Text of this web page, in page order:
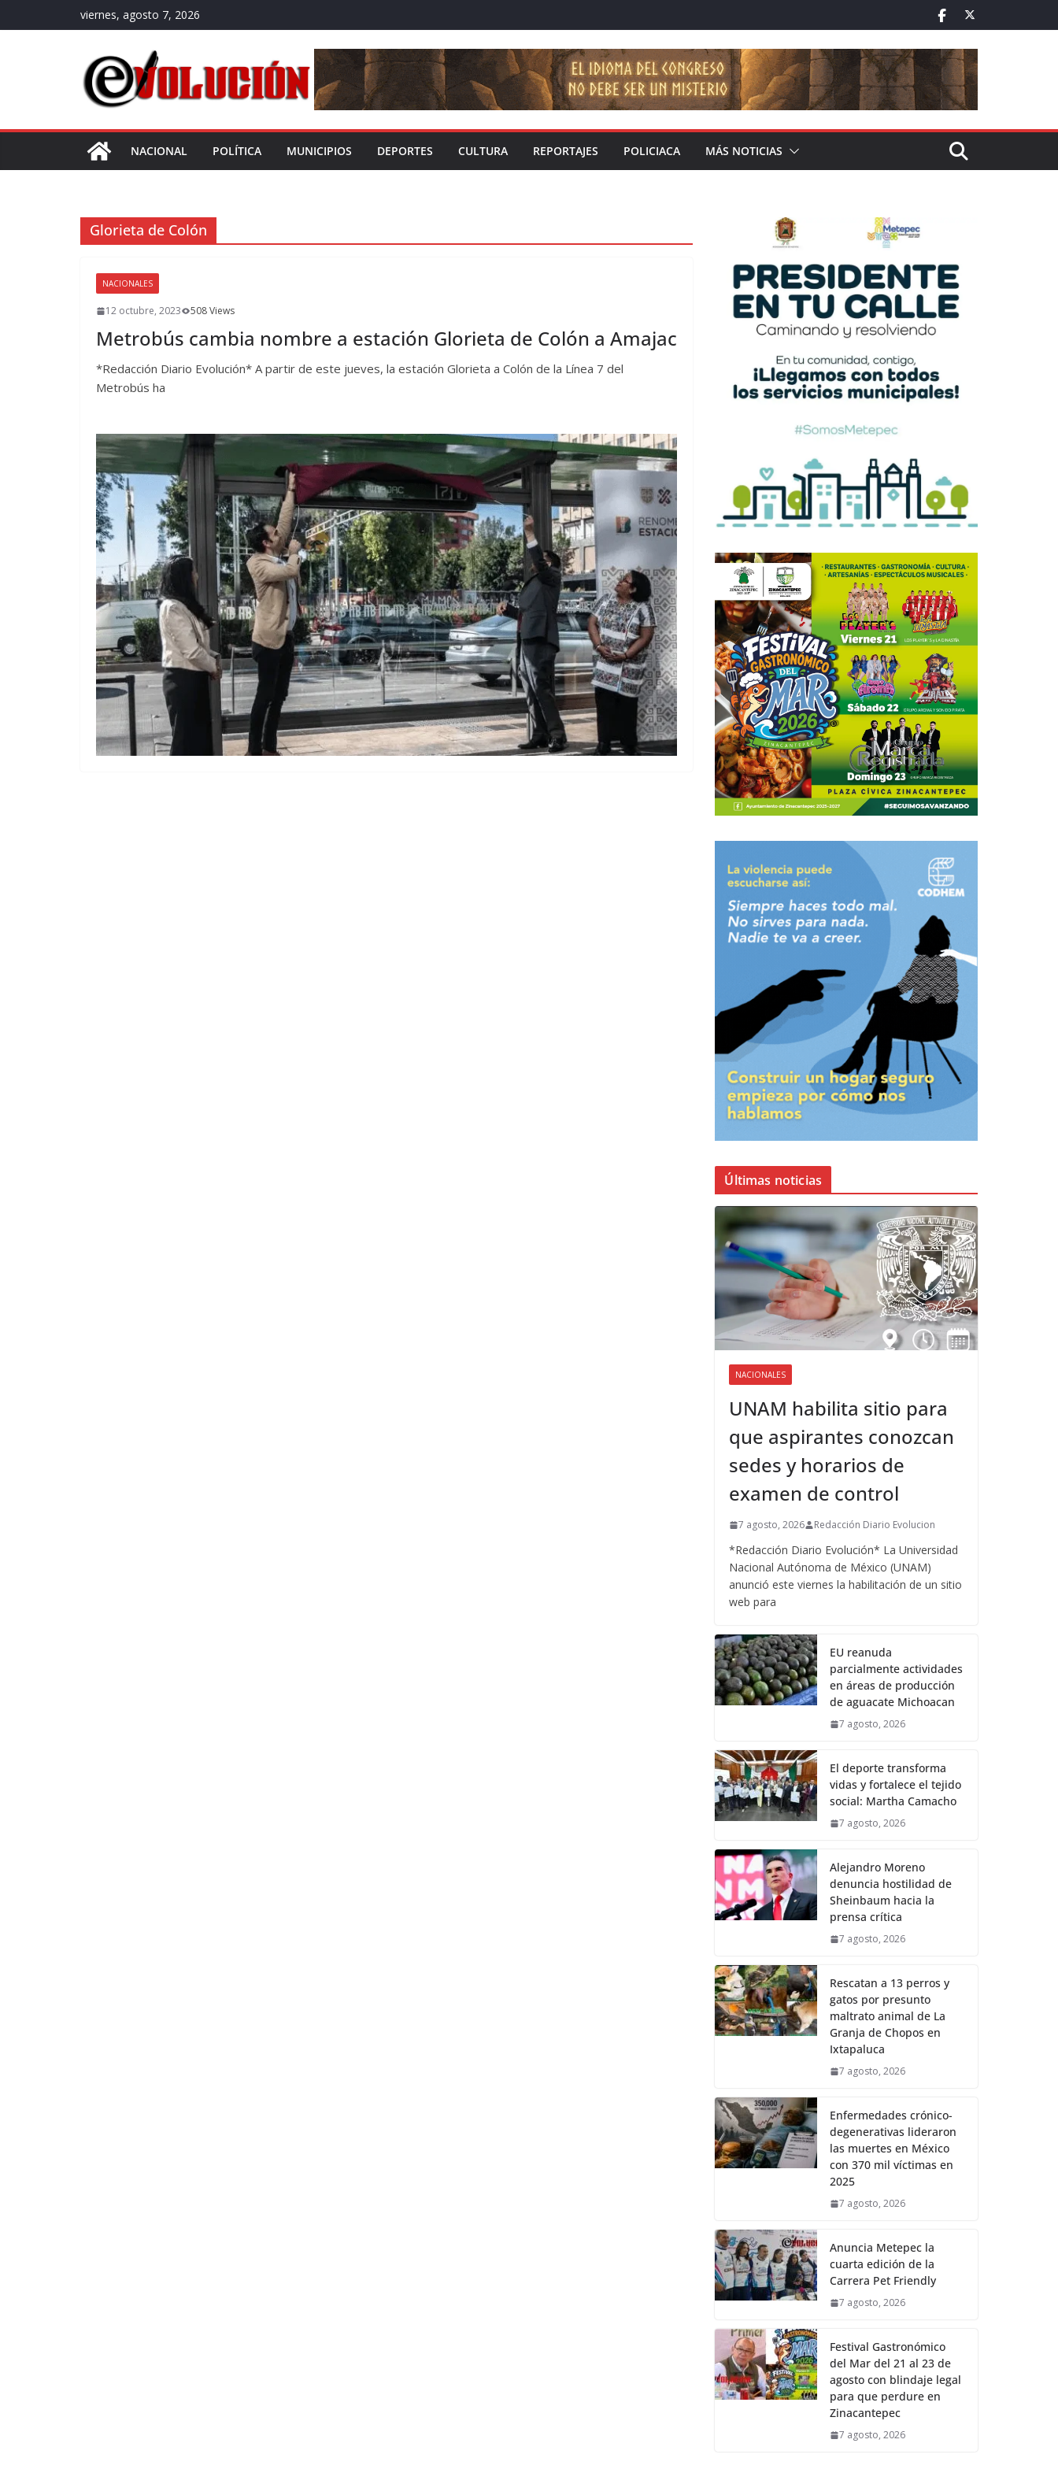
al
viernes, agosto 7, 2026
NACIONAL POLÍTICA MUNICIPIOS DEPORTES CULTURA REPORTAJES POLICIACA MÁS NOTICIAS
Glorieta de Colón
NACIONALES
12 octubre, 2023 508 Views
Metrobús cambia nombre a estación Glorieta de Colón a Amajac
*Redacción Diario Evolución* A partir de este jueves, la estación Glorieta a Colón de la Línea 7 del
Metrobús ha
Últimas noticias
NACIONALES
UNAM habilita sitio para
que aspirantes conozcan
sedes y horarios de
examen de control
7 agosto, 2026 Redacción Diario Evolucion
*Redacción Diario Evolución* La Universidad
Nacional Autónoma de México (UNAM)
anunció este viernes la habilitación de un sitio
web para
EU reanuda
parcialmente actividades
en áreas de producción
de aguacate Michoacan
7 agosto, 2026
El deporte transforma
vidas y fortalece el tejido
social: Martha Camacho
7 agosto, 2026
Alejandro Moreno
denuncia hostilidad de
Sheinbaum hacia la
prensa crítica
7 agosto, 2026
Rescatan a 13 perros y
gatos por presunto
maltrato animal de La
Granja de Chopos en
Ixtapaluca
7 agosto, 2026
Enfermedades crónico-
degenerativas lideraron
las muertes en México
con 370 mil víctimas en
2025
7 agosto, 2026
Anuncia Metepec la
cuarta edición de la
Carrera Pet Friendly
7 agosto, 2026
Festival Gastronómico
del Mar del 21 al 23 de
agosto con blindaje legal
para que perdure en
Zinacantepec
7 agosto, 2026